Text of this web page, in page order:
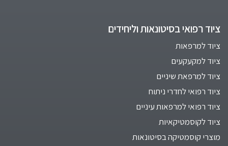
ציוד רפואי בסיטונאות וליחידים
ציוד למרפאות
ציוד למקעקעים
ציוד למרפאת שיניים
ציוד רפואי לחדרי ניתוח
ציוד רפואי למרפאות עיניים
ציוד לקוסמטיקאיות
מוצרי קוסמטיקה בסיטונאות